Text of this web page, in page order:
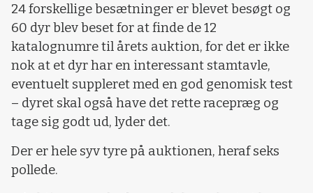
24 forskellige besætninger er blevet besøgt og
60 dyr blev beset for at finde de 12
katalognumre til årets auktion, for det er ikke
nok at et dyr har en interessant stamtavle,
eventuelt suppleret med en god genomisk test
– dyret skal også have det rette racepræg og
tage sig godt ud, lyder det.
Der er hele syv tyre på auktionen, heraf seks
pollede.